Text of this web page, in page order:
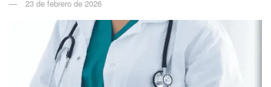
23 de febrero de 2026